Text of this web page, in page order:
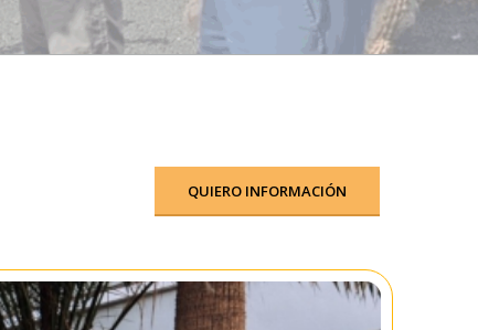
QUIERO INFORMACIÓN